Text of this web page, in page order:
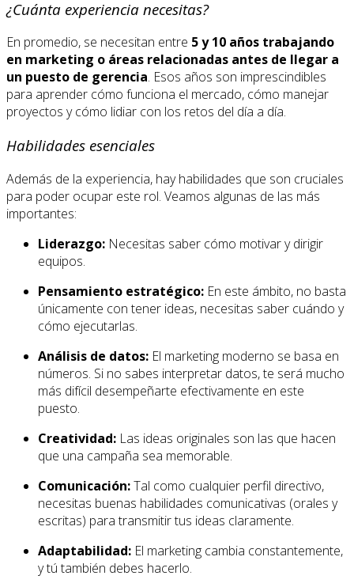
¿Cuánta experiencia necesitas?
En promedio, se necesitan entre 5 y 10 años trabajando
en marketing o áreas relacionadas antes de llegar a
un puesto de gerencia. Esos años son imprescindibles
para aprender cómo funciona el mercado, cómo manejar
proyectos y cómo lidiar con los retos del día a día.
Habilidades esenciales
Además de la experiencia, hay habilidades que son cruciales
para poder ocupar este rol. Veamos algunas de las más
importantes:
Liderazgo: Necesitas saber cómo motivar y dirigir
equipos.
Pensamiento estratégico: En este ámbito, no basta
únicamente con tener ideas, necesitas saber cuándo y
cómo ejecutarlas.
Análisis de datos: El marketing moderno se basa en
números. Si no sabes interpretar datos, te será mucho
más difícil desempeñarte efectivamente en este
puesto.
Creatividad: Las ideas originales son las que hacen
que una campaña sea memorable.
Comunicación:Tal como cualquier perfil directivo,
necesitas buenas habilidades comunicativas (orales y
escritas) para transmitir tus ideas claramente.
Adaptabilidad: El marketing cambia constantemente,
y tú también debes hacerlo.